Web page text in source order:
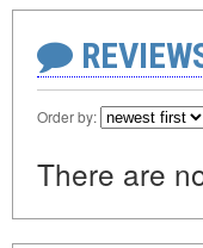
Order by:
There are